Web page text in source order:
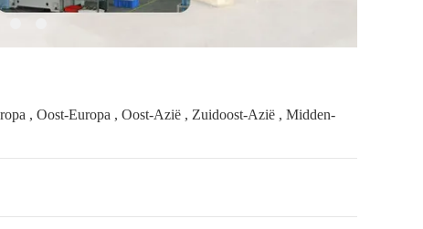
, Oost-Europa , Oost-Azië , Zuidoost-Azië , Midden-